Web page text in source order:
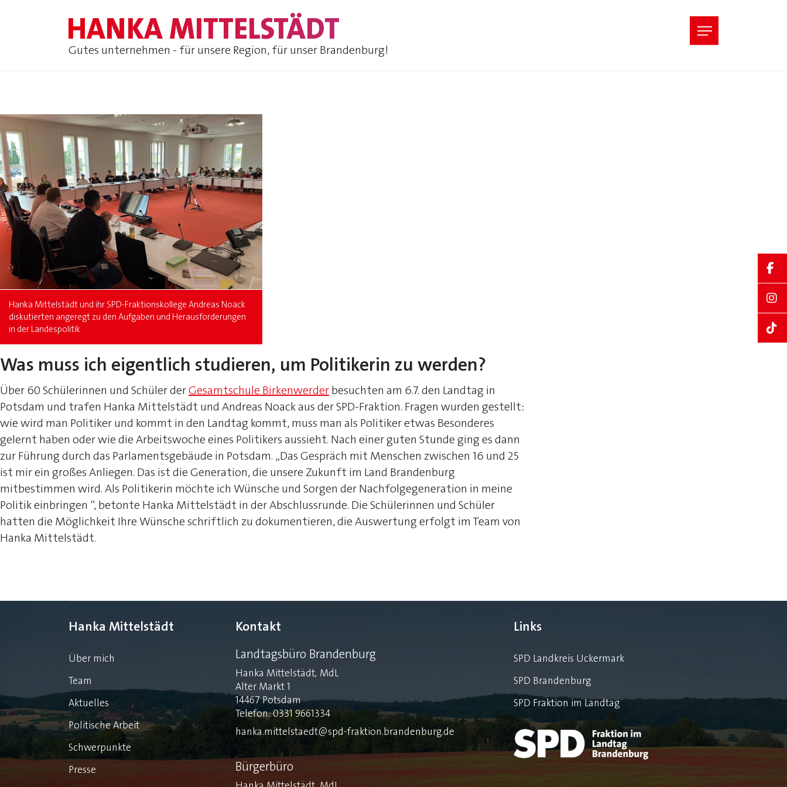
HANKA MITTELSTÄDT
Gutes unternehmen - für unsere Region, für unser Brandenburg!
Hanka Mittelstädt und ihr SPD-Fraktionskollege Andreas Noack
diskutierten angeregt zu den Aufgaben und Herausforderungen
in der Landespolitik
Was muss ich eigentlich studieren, um Politikerin zu werden?
Über 60 Schülerinnen und Schüler derGesamtschule Birkenwerderbesuchten am 6.7. den Landtag in
Potsdam und trafen Hanka Mittelstädt und Andreas Noack aus der SPD-Fraktion. Fragen wurden gestellt:
wie wird man Politiker und kommt in den Landtag kommt, muss man als Politiker etwas Besonderes
gelernt haben oder wie die Arbeitswoche eines Politikers aussieht. Nach einer guten Stunde ging es dann
zur Führung durch das Parlamentsgebäude in Potsdam. „Das Gespräch mit Menschen zwischen 16 und 25
ist mir ein großes Anliegen. Das ist die Generation, die unsere Zukunft im Land Brandenburg
mitbestimmen wird. Als Politikerin möchte ich Wünsche und Sorgen der Nachfolgegeneration in meine
Politik einbringen “, betonte Hanka Mittelstädt in der Abschlussrunde. Die Schülerinnen und Schüler
hatten die Möglichkeit Ihre Wünsche schriftlich zu dokumentieren, die Auswertung erfolgt im Team von
Hanka Mittelstädt.
Hanka Mittelstädt
Über mich
Team
Aktuelles
Politische Arbeit
Schwerpunkte
Presse
Kontakt
Landtagsbüro Brandenburg
Hanka Mittelstädt, MdL
Alter Markt 1
14467 Potsdam
Telefon: 0331 9661334
hanka.mittelstaedt@spd-fraktion.brandenburg.de
Bürgerbüro
Links
SPD Landkreis Uckermark
SPD Brandenburg
SPD Fraktion im Landtag